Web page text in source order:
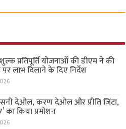
शुल्क प्रतिपूर्ति योजनाओं की डीएम ने की
लाभ दिलाने के दिए निर्देश
देओल, करण देओल और प्रीति जिंटा,
का किया प्रमोशन